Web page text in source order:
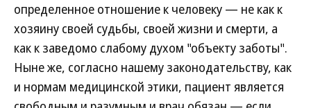
определенное отношение к человеку — не как к
хозяину своей судьбы, своей жизни и смерти, а
как к заведомо слабому духом "объекту заботы".
Ныне же, согласно нашему законодательству, как
и нормам медицинской этики, пациент является